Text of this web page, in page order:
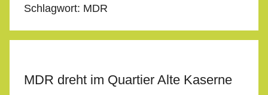
Schlagwort: MDR
MDR dreht im Quartier Alte Kaserne